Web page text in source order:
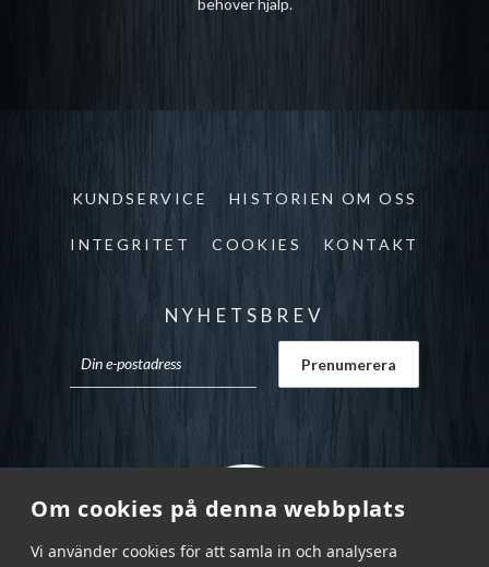
Om cookies på denna webbplats
Vi använder cookies för att samla in och analysera
behöver hjälp.
KUNDSERVICE HISTORIEN OM OSS
INTEGRITET COOKIES KONTAKT
NYHETSBREV